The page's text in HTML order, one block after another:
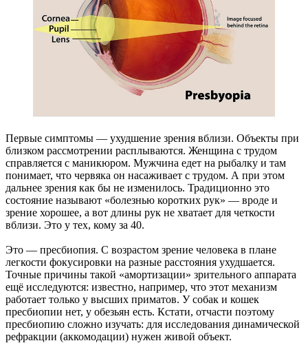
Первые симптомы — ухудшение зрения вблизи. Объекты при
близком рассмотрении расплываются. Женщина с трудом
справляется с маникюром. Мужчина едет на рыбалку и там
понимает, что червяка он насаживает с трудом. А при этом
дальнее зрения как бы не изменилось. Традиционно это
состояние называют «болезнью коротких рук» — вроде и
зрение хорошее, а вот длины рук не хватает для четкости
вблизи. Это у тех, кому за 40.
Это — пресбиопия. С возрастом зрение человека в плане
легкости фокусировки на разные расстояния ухудшается.
Точные причины такой «амортизации» зрительного аппарата
ещё исследуются: известно, например, что этот механизм
работает только у высших приматов. У собак и кошек
пресбиопии нет, у обезьян есть. Кстати, отчасти поэтому
пресбиопию сложно изучать: для исследования динамической
рефракции (аккомодации) нужен живой объект.